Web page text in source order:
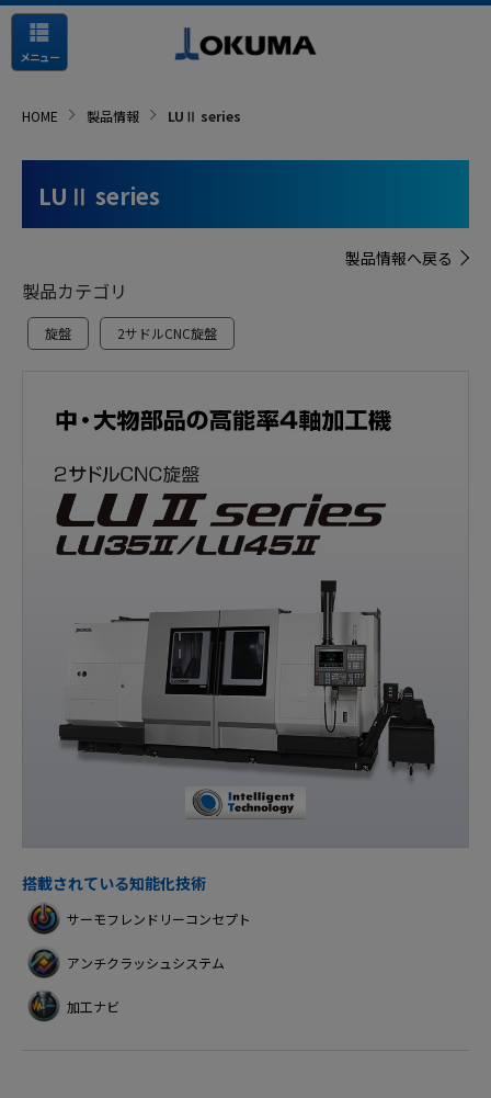
メニュー
HOME 製品情報 LUⅡ series
LUⅡ series
製品情報へ戻る
製品カテゴリ
旋盤 2サドルCNC旋盤
搭載されている知能化技術
サーモフレンドリーコンセプト
アンチクラッシュシステム
加工ナビ